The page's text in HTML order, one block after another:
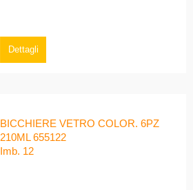
Dettagli
BICCHIERE VETRO COLOR. 6PZ
210ML 655122
Imb. 12